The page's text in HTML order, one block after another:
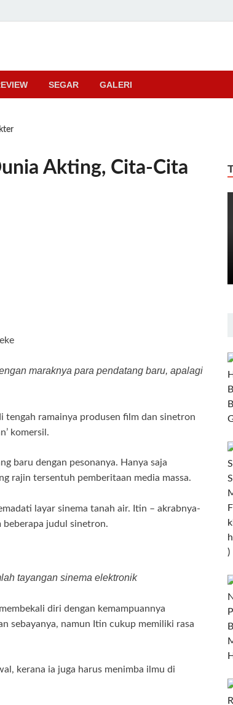
SEGAR GALERI
Akting, Cita-Cita
maraknya para pendatang baru, apalagi
tengah ramainya produsen film dan sinetron
komersil.
baru dengan pesonanya. Hanya saja
rajin tersentuh pemberitaan media massa.
layar sinema tanah air. Itin – akrabnya-
beberapa judul sinetron.
tayangan sinema elektronik
diri dengan kemampuannya
sebayanya, namun Itin cukup memiliki rasa
kerana ia juga harus menimba ilmu di